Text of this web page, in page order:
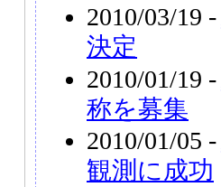
2010/03/19 -
決定
2010/01/19 -
称を募集
2010/01/05 -
観測に成功